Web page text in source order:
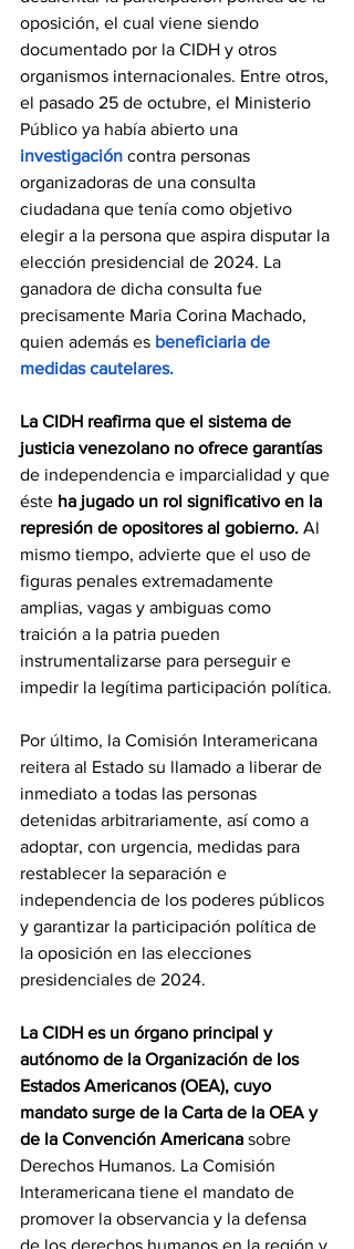
oposición, el cual viene siendo
documentado por la CIDH y otros
organismos internacionales. Entre otros,
el pasado 25 de octubre, el Ministerio
Público ya había abierto una
investigación contra personas
organizadoras de una consulta
ciudadana que tenía como objetivo
elegir a la persona que aspira disputar la
elección presidencial de 2024. La
ganadora de dicha consulta fue
precisamente Maria Corina Machado,
quien además es beneficiaria de
medidas cautelares.
La CIDH reafirma que el sistema de
justicia venezolano no ofrece garantías
de independencia e imparcialidad y que
éste ha jugado un rol significativo en la
represión de opositores al gobierno. Al
mismo tiempo, advierte que el uso de
figuras penales extremadamente
amplias, vagas y ambiguas como
traición a la patria pueden
instrumentalizarse para perseguir e
impedir la legítima participación política.
Por último, la Comisión Interamericana
reitera al Estado su llamado a liberar de
inmediato a todas las personas
detenidas arbitrariamente, así como a
adoptar, con urgencia, medidas para
restablecer la separación e
independencia de los poderes públicos
y garantizar la participación política de
la oposición en las elecciones
presidenciales de 2024.
La CIDH es un órgano principal y
autónomo de la Organización de los
Estados Americanos (OEA), cuyo
mandato surge de la Carta de la OEA y
de la Convención Americana sobre
Derechos Humanos. La Comisión
Interamericana tiene el mandato de
promover la observancia y la defensa